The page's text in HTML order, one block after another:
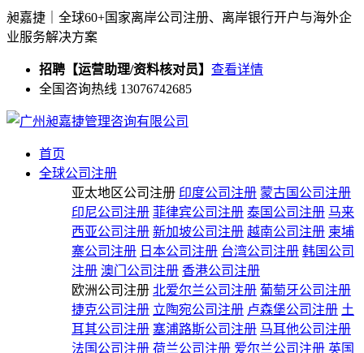
昶嘉捷｜全球60+国家离岸公司注册、离岸银行开户与海外企
业服务解决方案
招聘【运营助理/资料核对员】 查看详情
全国咨询热线 13076742685
首页
全球公司注册
亚太地区公司注册 印度公司注册 蒙古国公司注册
印尼公司注册 菲律宾公司注册 泰国公司注册 马来
西亚公司注册 新加坡公司注册 越南公司注册 柬埔
寨公司注册 日本公司注册 台湾公司注册 韩国公司
注册 澳门公司注册 香港公司注册
欧洲公司注册 北爱尔兰公司注册 葡萄牙公司注册
捷克公司注册 立陶宛公司注册 卢森堡公司注册 土
耳其公司注册 塞浦路斯公司注册 马耳他公司注册
法国公司注册 荷兰公司注册 爱尔兰公司注册 英国